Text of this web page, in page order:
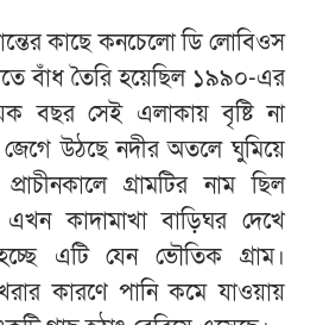
কাছে কনচেলো ডি লোবিওস
বাঁধ তৈরি হয়েছিল ১৯৯০-এর
বছর সেই এলাকায় বৃষ্টি না
জেগে উঠছে নদীর অতলে ঘুমিয়ে
গ্রামটির নাম ছিল
কাদামাখা বাড়িঘর দেখে
এটি যেন ভৌতিক গ্রাম।
কারণে পানি কমে যাওয়ায়